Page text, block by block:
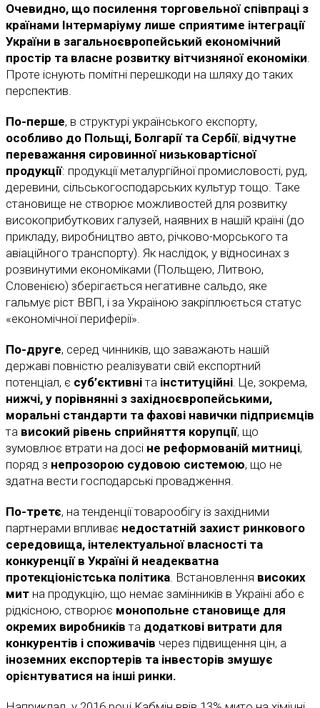
Очевидно, що посилення торговельної співпраці з
країнами Інтермаріуму лише сприятиме інтеграції
України в загальноєвропейський економічний
простір та власне розвитку вітчизняної економіки.
Проте існують помітні перешкоди на шляху до таких
перспектив.
По-перше, в структурі українського експорту,
особливо до Польщі, Болгарії та Сербії, відчутне
переважання сировинної низьковартісної
продукції: продукції металургійної промисловості, руд,
деревини, сільськогосподарських культур тощо. Таке
становище не створює можливостей для розвитку
високоприбуткових галузей, наявних в нашій країні (до
прикладу, виробництво авто, річково-морського та
авіаційного транспорту). Як наслідок, у відносинах з
розвинутими економіками (Польщею, Литвою,
Словенією) зберігається негативне сальдо, яке
гальмує ріст ВВП, і за Україною закріплюється статус
«економічної периферії».
По-друге, серед чинників, що заважають нашій
державі повністю реалізувати свій експортний
потенціал, є суб’єктивніта інституційні. Це, зокрема,
нижчі, у порівнянні з західноєвропейськими,
моральні стандарти та фахові навички підприємців
та високий рівень сприйняття корупції, що
зумовлює втрати на досі не реформованій митниці,
поряд з непрозорою судовою системою, що не
здатна вести господарські провадження.
По-третє, на тенденції товарообігу із західними
партнерами впливає недостатній захист ринкового
середовища, інтелектуальної власності та
конкуренції в Україні й неадекватна
протекціоністська політика. Встановлення високих
мит на продукцію, що немає замінників в Україні або є
рідкісною, створює монопольне становище для
окремих виробниківта додаткові витрати для
конкурентів і споживачів через підвищення цін, а
іноземних експортерів та інвесторів змушує
орієнтуватися на інші ринки.